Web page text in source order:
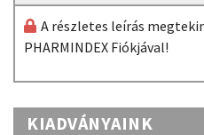
A részletes leírás
PHARMINDEX Fiókjával!
KIADVÁNYAINK